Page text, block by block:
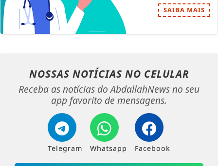
SAIBA MAIS
NOSSAS NOTÍCIAS NO CELULAR
Receba as notícias do AbdallahNews no seu
app favorito de mensagens.
Telegram Whatsapp Facebook